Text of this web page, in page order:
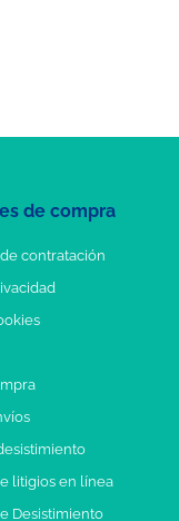
de compra
contratación
litigios en línea
Desistimiento